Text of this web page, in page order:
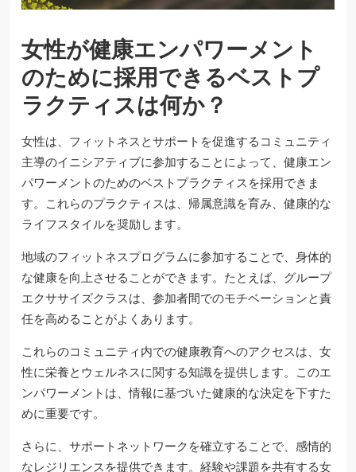
女性が健康エンパワーメント
のために採用できるベストプ
ラクティスは何か？
女性は、フィットネスとサポートを促進するコミュニティ
主導のイニシアティブに参加することによって、健康エン
パワーメントのためのベストプラクティスを採用できま
す。これらのプラクティスは、帰属意識を育み、健康的な
ライフスタイルを奨励します。
地域のフィットネスプログラムに参加することで、身体的
な健康を向上させることができます。たとえば、グループ
エクササイズクラスは、参加者間でのモチベーションと責
任を高めることがよくあります。
これらのコミュニティ内での健康教育へのアクセスは、女
性に栄養とウェルネスに関する知識を提供します。このエ
ンパワーメントは、情報に基づいた健康的な決定を下すた
めに重要です。
さらに、サポートネットワークを確立することで、感情的
なレジリエンスを提供できます。経験や課題を共有する女